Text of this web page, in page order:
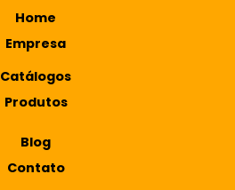
Home
Empresa
Catálogos
Produtos
Blog
Contato